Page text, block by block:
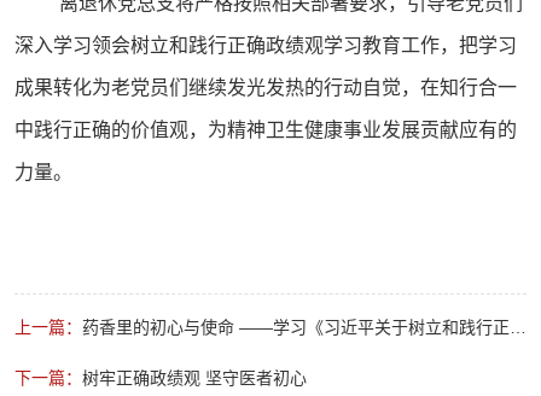
深入学习领会树立和践行正确政绩观学习教育工作，把学习
成果转化为老党员们继续发光发热的行动自觉，在知行合一
中践行正确的价值观，为精神卫生健康事业发展贡献应有的
力量。
上一篇： 药香里的初心与使命 ——学习《习近平关于树立和践行正确
下一篇： 树牢正确政绩观 坚守医者初心